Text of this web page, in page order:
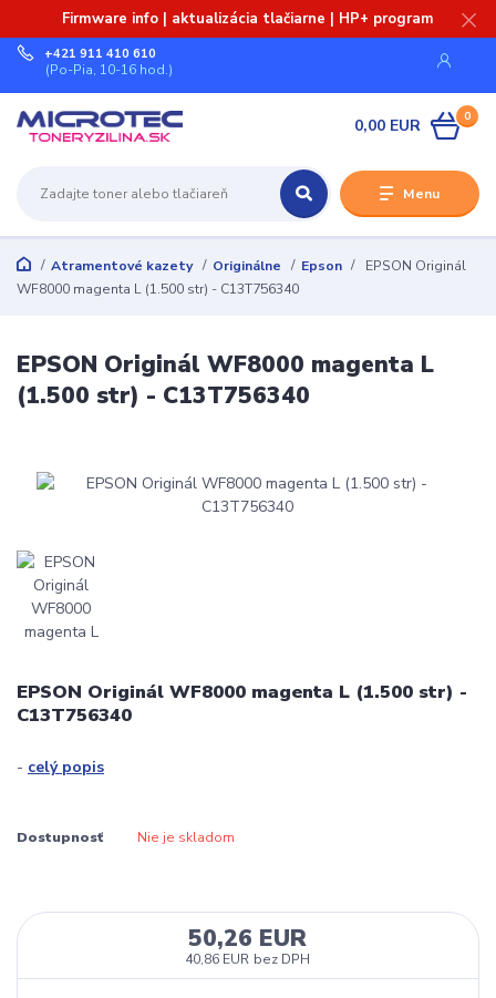
Firmware info | aktualizácia tlačiarne | HP+ program
Menu
+421 911 410 610
(Po-Pia, 10-16 hod.)
0
0,00 EUR
Atramentové kazety Originálne Epson
EPSON Originál
WF8000 magenta L (1.500 str) - C13T756340
EPSON Originál WF8000 magenta L
(1.500 str) - C13T756340
EPSON Originál WF8000 magenta L (1.500 str) -
C13T756340
- celý popis
Dostupnosť Nie je skladom
50,26 EUR
40,86 EUR bez DPH